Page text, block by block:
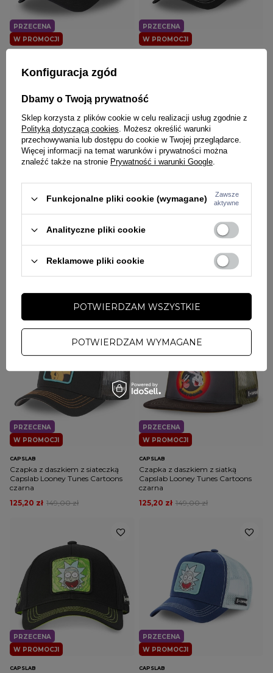
W PROMOCJI
PRZECENA
Czapka z daszkiem Capslab
Dragon Ball Z Buu czarna
W PROMOCJI
PRZECENA
125,20 zł
PRZECENA
Czapka z daszkiem Capslab
Pikachu biało/czarna
149,00 zł
125,20 zł
CAPSLAB
Czapka zimowa Capslab Looney
Tunes Daffy czarna
139,00 zł
109,00 zł
W PROMOCJI
PRZECENA
CAPSLAB
Czapka z daszkiem z siateczką
Capslab Looney Tunes Cartoons
czarna
149,00 zł
125,20 zł
W PROMOCJI
PRZECENA
CAPSLAB
Czapka z daszkiem z siatką
Capslab Looney Tunes Cartoons
czarna
149,00 zł
125,20 zł
W PROMOCJI
PRZECENA
CAPSLAB
W PROMOCJI
PRZECENA
CAPSLAB
Konfiguracja zgód
Dbamy o Twoją prywatność
Sklep korzysta z plików cookie w celu realizacji usług zgodnie z
Polityką dotyczącą cookies. Możesz określić warunki
przechowywania lub dostępu do cookie w Twojej przeglądarce.
Więcej informacji na temat warunków i prywatności można
znaleźć także na stronie Prywatność i warunki Google.
Funkcjonalne pliki cookie (wymagane)
Zawsze
aktywne
Analityczne pliki cookie
Reklamowe pliki cookie
POTWIERDZAM WYMAGANE
POTWIERDZAM WSZYSTKIE